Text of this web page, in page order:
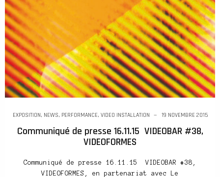
EXPOSITION, NEWS, PERFORMANCE, VIDEO INSTALLATION 19 NOVEMBRE 2015
Communiqué de presse 16.11.15 VIDEOBAR #38,
VIDEOFORMES
Communiqué de presse 16.11.15 VIDEOBAR #38,
VIDEOFORMES, en partenariat avec Le